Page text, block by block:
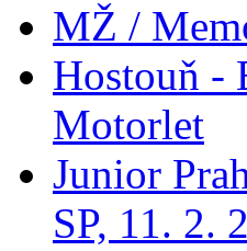
MŽ /
Hostouň -
Motorlet
Junior
SP, 11. 2.